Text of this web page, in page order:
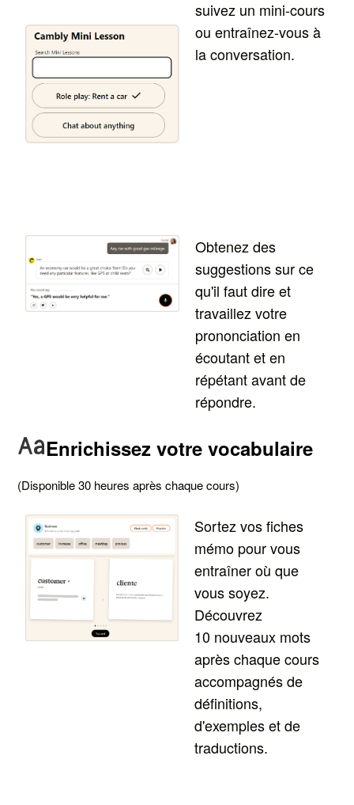
suivez un mini-cours
ou entraînez-vous à
la conversation.
Obtenez des
suggestions sur ce
qu'il faut dire et
travaillez votre
prononciation en
écoutant et en
répétant avant de
répondre.
Enrichissez votre vocabulaire
(Disponible 30 heures après chaque cours)
Sortez vos fiches
mémo pour vous
entraîner où que
vous soyez.
Découvrez
10 nouveaux mots
après chaque cours
accompagnés de
définitions,
d'exemples et de
traductions.